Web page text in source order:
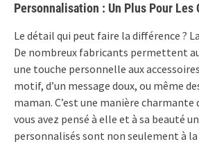
Personnalisation : Un Plus Pour Les
Le détail qui peut faire la différence ?
De nombreux fabricants permettent
une touche personnelle aux
motif, d’un message doux, ou même
maman. C’est une manière charmante
vous avez pensé à elle et à sa beauté
personnalisés sont non seulement à la